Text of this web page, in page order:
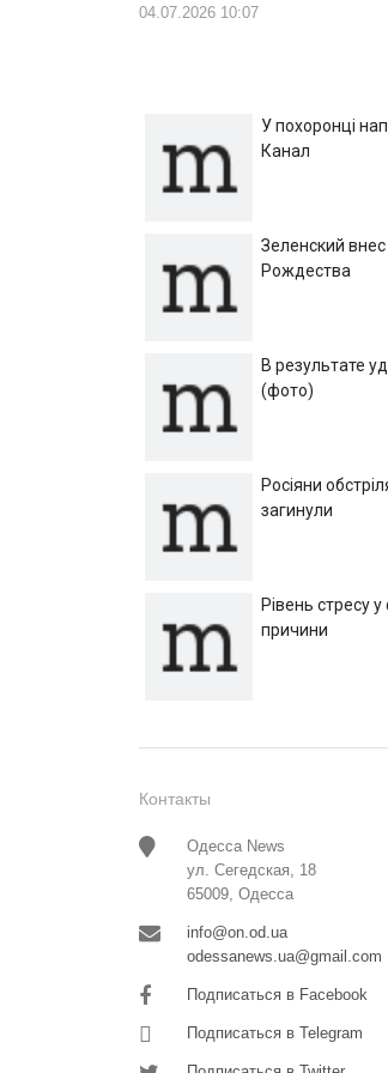
04.07.2026 10:07
У похоронці
Канал
Зеленский
Рождества
В результате
(фото)
Росіяни
загинули
Рівень стресу
причини
Контакты
Одесса News
ул. Сегедская, 18
65009, Одесса
info@on.od.ua
odessanews.ua@gmail.com
Подписаться в Facebook
Подписаться в Telegram